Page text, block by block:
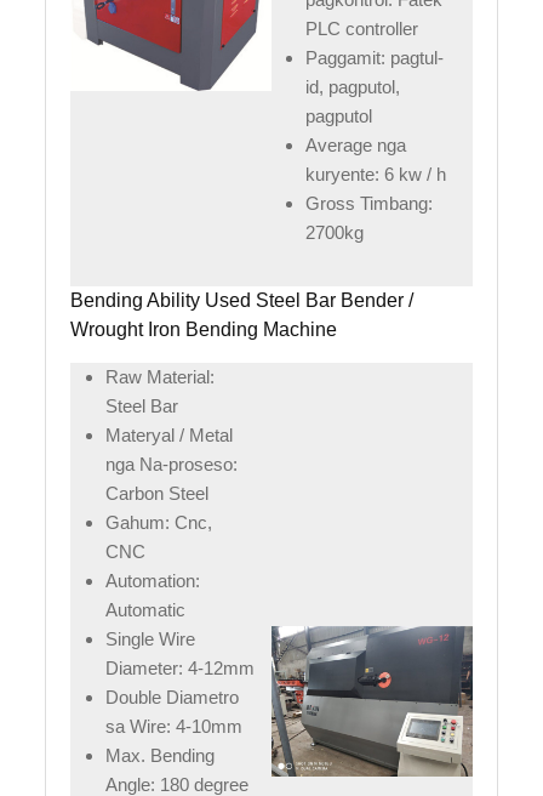
PLC controller
Paggamit: pagtul-
id, pagputol,
pagputol
Average nga
kuryente: 6 kw / h
Gross Timbang:
2700kg
Bending Ability Used Steel Bar Bender /
Wrought Iron Bending Machine
Raw Material:
Steel Bar
Materyal / Metal
nga Na-proseso:
Carbon Steel
Gahum: Cnc,
CNC
Automation:
Automatic
Single Wire
Diameter: 4-12mm
Double Diametro
sa Wire: 4-10mm
Max. Bending
Angle: 180 degree